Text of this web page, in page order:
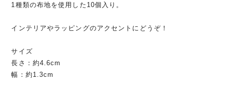
1種類の布地を使用した10個入り。
インテリアやラッピングのアクセントにどうぞ！
サイズ
長さ：約4.6cm
幅：約1.3cm